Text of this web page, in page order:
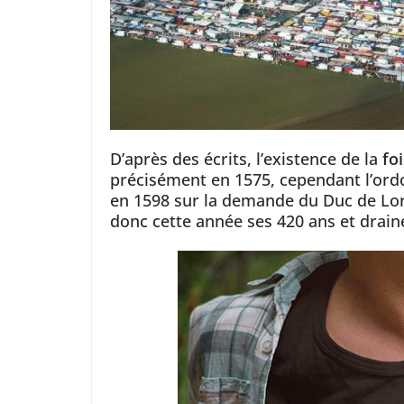
D’après des écrits, l’existence de la
précisément en 1575, cependant
en 1598 sur la demande du Duc de
donc cette année ses 420 ans et